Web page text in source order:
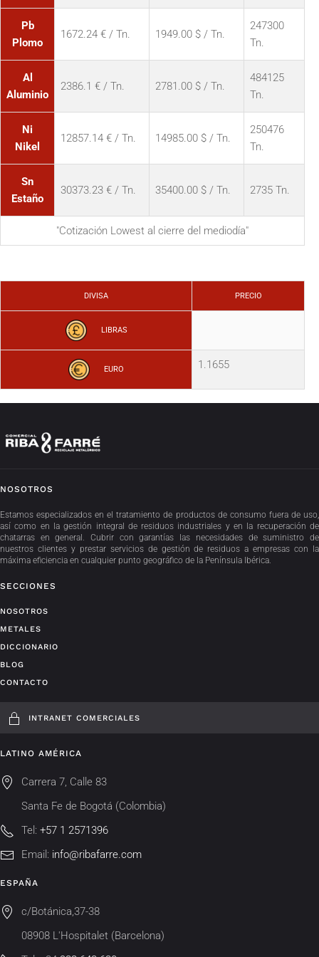
Pb
Plomo
1672.24 € / Tn. 1949.00 $ / Tn.
247300
Tn.
Al
Aluminio
2386.1 € / Tn. 2781.00 $ / Tn.
484125
Tn.
Ni
Nikel
12857.14 € / Tn. 14985.00 $ / Tn.
250476
Tn.
Sn
Estaño
30373.23 € / Tn. 35400.00 $ / Tn. 2735 Tn.
"Cotización Lowest al cierre del mediodía"
DIVISA PRECIO
LIBRAS
EURO 1.1655
NOSOTROS
Estamos especializados en el tratamiento de productos de consumo fuera de uso,
así como en la gestión integral de residuos industriales y en la recuperación de
chatarras en general. Cubrir con garantías las necesidades de suministro de
nuestros clientes y prestar servicios de gestión de residuos a empresas con la
máxima eficiencia en cualquier punto geográfico de la Península Ibérica.
SECCIONES
NOSOTROS
METALES
DICCIONARIO
BLOG
CONTACTO
INTRANET COMERCIALES
LATINO AMÉRICA
Carrera 7, Calle 83
Santa Fe de Bogotá (Colombia)
Tel: +57 1 2571396
Email: info@ribafarre.com
ESPAÑA
c/Botánica,37-38
08908 L'Hospitalet (Barcelona)